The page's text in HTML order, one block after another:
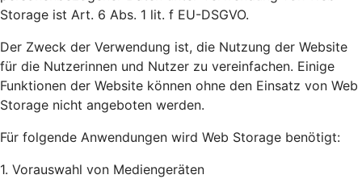
Storage ist Art. 6 Abs. 1 lit. f EU-DSGVO.
Der Zweck der Verwendung ist, die Nutzung der Website
für die Nutzerinnen und Nutzer zu vereinfachen. Einige
Funktionen der Website können ohne den Einsatz von Web
Storage nicht angeboten werden.
Für folgende Anwendungen wird Web Storage benötigt:
1. Vorauswahl von Mediengeräten